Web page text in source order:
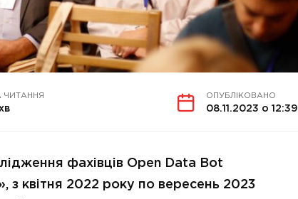
ЧИТАННЯ ОПУБЛІКОВАНО
08.11.2023 о 12:39
фахівців Open Data Bot
з квітня 2022 року по вересень 2023